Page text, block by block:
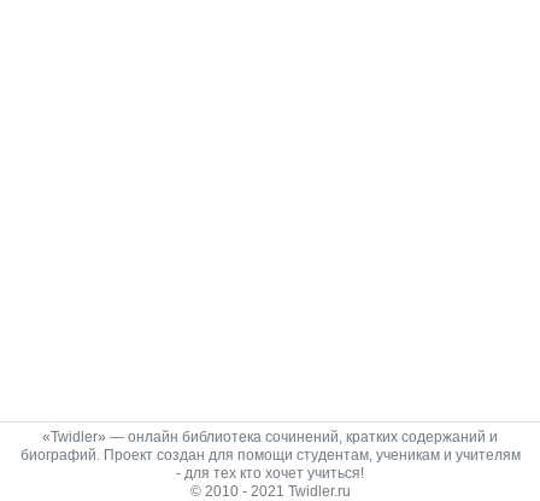
«Twidler» — онлайн библиотека сочинений, кратких содержаний и
биографий. Проект создан для помощи студентам, ученикам и учителям
- для тех кто хочет учиться!
© 2010 - 2021 Twidler.ru